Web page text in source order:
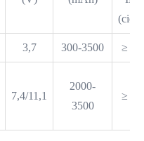
3,7 300-3500 ≥
7,4/11,1
2000-
3500
≥